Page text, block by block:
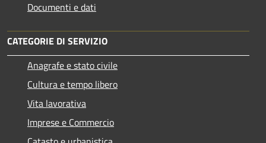
Documenti e dati
CATEGORIE DI SERVIZIO
Anagrafe e stato civile
Cultura e tempo libero
Vita lavorativa
Imprese e Commercio